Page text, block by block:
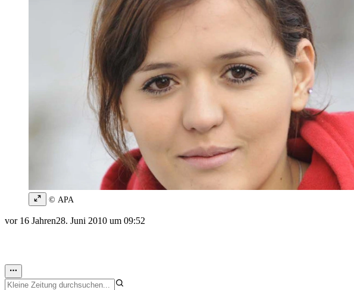
© APA
vor 16 Jahren28. Juni 2010 um 09:52